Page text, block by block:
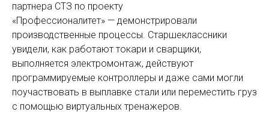
партнера СТЗ по проекту
«Профессионалитет» — демонстрировали
производственные процессы. Старшеклассники
увидели, как работают токари и сварщики,
выполняется электромонтаж, действуют
программируемые контроллеры и даже сами могли
поучаствовать в выплавке стали или переместить груз
с помощью виртуальных тренажеров.